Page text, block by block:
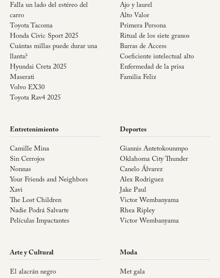
Falla un lado del estéreo del
carro
Toyota Tacoma
Honda Civic Sport 2025
Cuántas millas puede durar una
llanta?
Hyundai Creta 2025
Maserati
Volvo EX30
Toyota Rav4 2025
Ajo y laurel
Alto Valor
Primera Persona
Ritual de los siete granos
Barras de Access
Coeficiente intelectual alto
Enfermedad de la prisa
Familia Feliz
Entretenimiento
Camille Mina
Sin Cerrojos
Nonnas
Your Friends and Neighbors
Xavi
The Lost Children
Nadie Podrá Salvarte
Películas Impactantes
Deportes
Giannis Antetokounmpo
Oklahoma City Thunder
Canelo Álvarez
Alex Rodriguez
Jake Paul
Victor Wembanyama
Rhea Ripley
Victor Wembanyama
Arte y Cultural
El alacrán negro
Moda
Met gala